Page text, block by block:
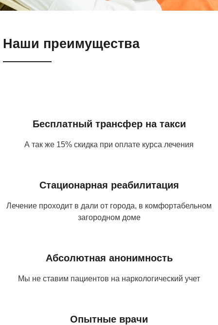
Наши преимущества
Бесплатный трансфер на такси
А так же 15% скидка при оплате курса лечения
Стационарная реабилитация
Лечение проходит в дали от города, в комфортабельном
загородном доме
Абсолютная анонимность
Мы не ставим пациентов на наркологический учет
Опытные врачи